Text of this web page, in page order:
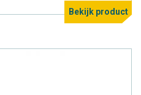
Bekijk product